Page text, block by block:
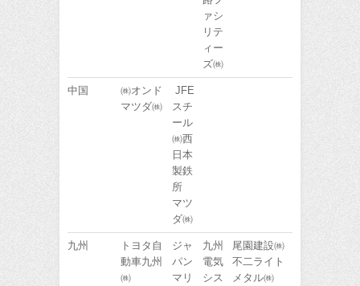
ァシ
リテ
ィー
ズ㈱
中国
㈱オンド
マツダ㈱
JFE
スチ
ール
㈱西
日本
製鉄
所
マツ
ダ㈱
九州
トヨタ自
動車九州
㈱
ジャ
パン
マリ
九州
電気
シス
尾園建設㈱
不二ライト
メタル㈱